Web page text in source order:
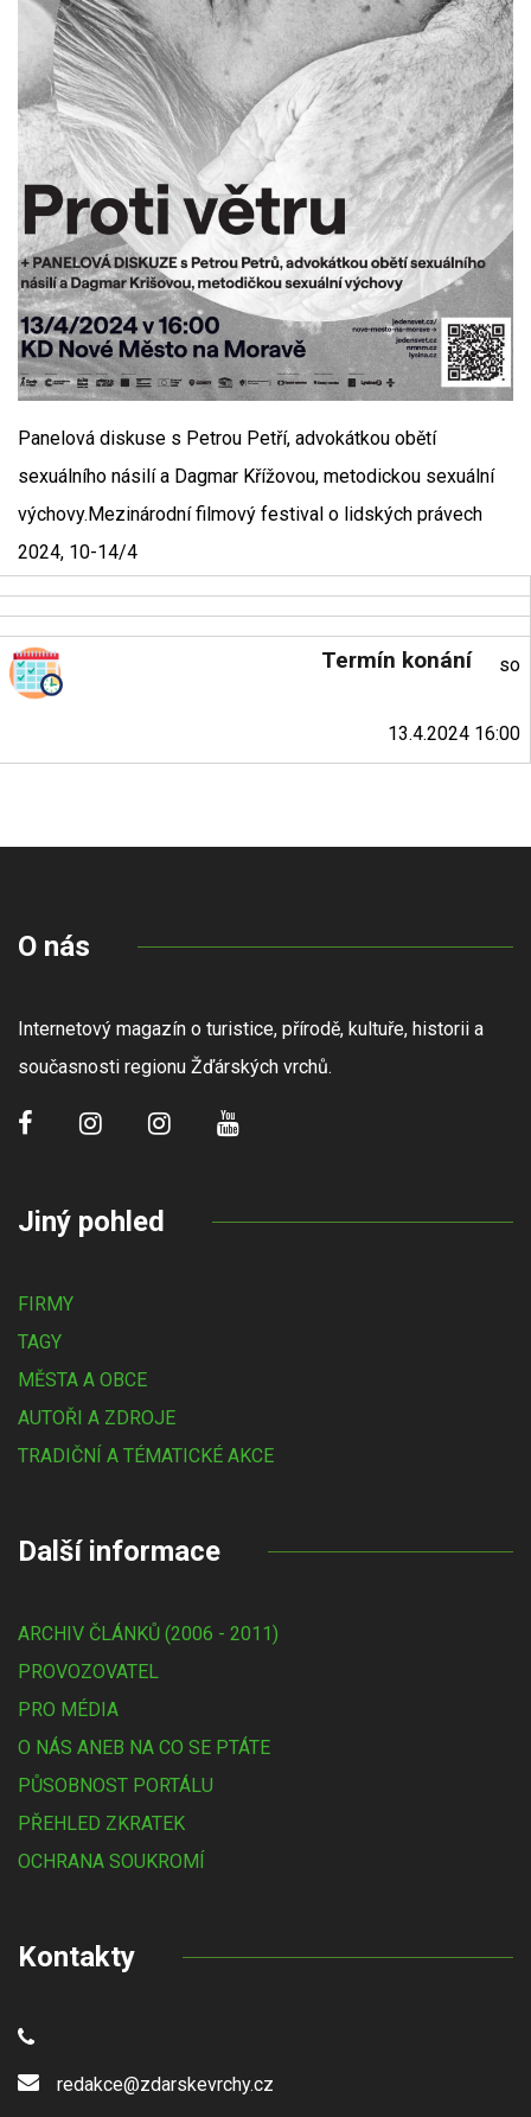
Panelová diskuse s Petrou Petří, advokátkou obětí
sexuálního násilí a Dagmar Křížovou, metodickou sexuální
výchovy.Mezinárodní filmový festival o lidských právech
2024, 10-14/4
Termín konání so
13.4.2024 16:00
O nás
Internetový magazín o turistice, přírodě, kultuře, historii a
současnosti regionu Žďárských vrchů.
Jiný pohled
FIRMY
TAGY
MĚSTA A OBCE
AUTOŘI A ZDROJE
TRADIČNÍ A TÉMATICKÉ AKCE
Další informace
ARCHIV ČLÁNKŮ (2006 - 2011)
PROVOZOVATEL
PRO MÉDIA
O NÁS ANEB NA CO SE PTÁTE
PŮSOBNOST PORTÁLU
PŘEHLED ZKRATEK
OCHRANA SOUKROMÍ
Kontakty
redakce@zdarskevrchy.cz